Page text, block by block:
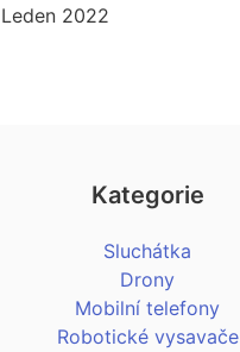
Leden 2022
Kategorie
Sluchátka
Drony
Mobilní telefony
Robotické vysavače